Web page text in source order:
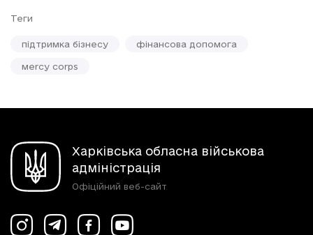
Теги
підтримка бізнесу фінансова допомога
мercy сorps
Харківська обласна військова
адміністрація
Офіційний веб-сайт